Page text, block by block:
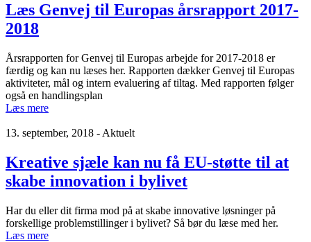
Læs Genvej til Europas årsrapport 2017-
2018
Årsrapporten for Genvej til Europas arbejde for 2017-2018 er
færdig og kan nu læses her. Rapporten dækker Genvej til Europas
aktiviteter, mål og intern evaluering af tiltag. Med rapporten følger
også en handlingsplan
Læs mere
13. september, 2018 - Aktuelt
Kreative sjæle kan nu få EU-støtte til at
skabe innovation i bylivet
Har du eller dit firma mod på at skabe innovative løsninger på
forskellige problemstillinger i bylivet? Så bør du læse med her.
Læs mere